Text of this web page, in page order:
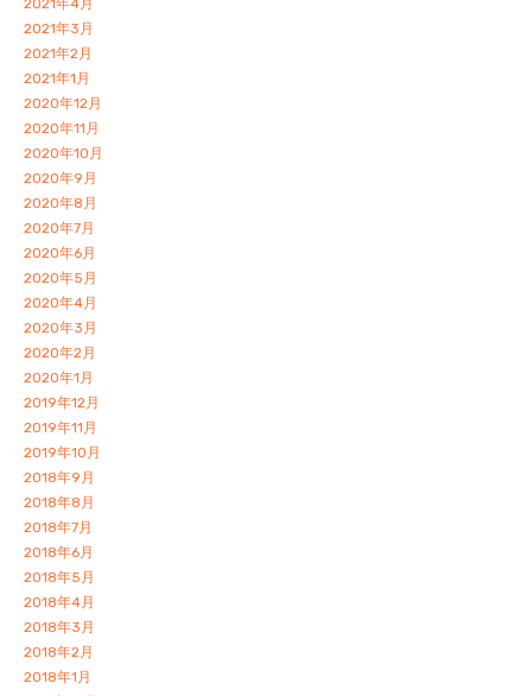
2021年4月
2021年3月
2021年2月
2021年1月
2020年12月
2020年11月
2020年10月
2020年9月
2020年8月
2020年7月
2020年6月
2020年5月
2020年4月
2020年3月
2020年2月
2020年1月
2019年12月
2019年11月
2019年10月
2018年9月
2018年8月
2018年7月
2018年6月
2018年5月
2018年4月
2018年3月
2018年2月
2018年1月